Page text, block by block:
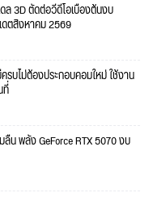
ล 3D ตัดต่อวีดีโอเบื้องต้นงบ
ตสิงหาคม 2569
บไม่ต้องประกอบคอมใหม่ ใช้งาน
ลื่น พลัง GeForce RTX 5070 งบ